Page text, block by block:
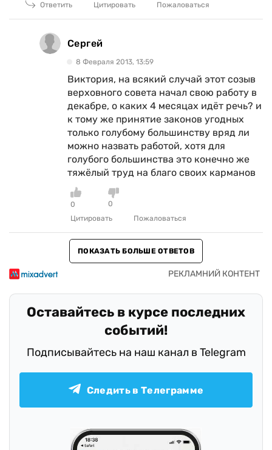
Ответить
Цитировать Пожаловаться
Сергей
8 Февраля 2013, 13:59
Виктория, на всякий случай этот созыв
верховного совета начал свою работу в
декабре, о каких 4 месяцах идёт речь? и
к тому же принятие законов угодных
только голубому большинству вряд ли
можно назвать работой, хотя для
голубого большинства это конечно же
тяжёлый труд на благо своих карманов
0
0
Цитировать
Пожаловаться
ПОКАЗАТЬ БОЛЬШЕ ОТВЕТОВ
Оставайтесь в курсе последних
событий!
Подписывайтесь на наш канал в Telegram
Следить в Телеграмме